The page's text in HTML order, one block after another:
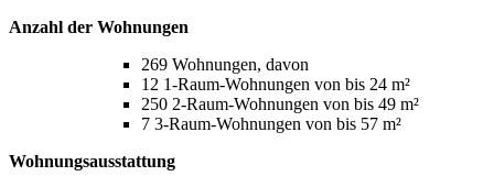
Anzahl der Wohnungen
269 Wohnungen, davon
12 1‑Raum-Wohnungen von bis 24 m²
250 2‑Raum-Wohnungen von bis 49 m²
7 3‑Raum-Wohnungen von bis 57 m²
Wohnungsausstattung